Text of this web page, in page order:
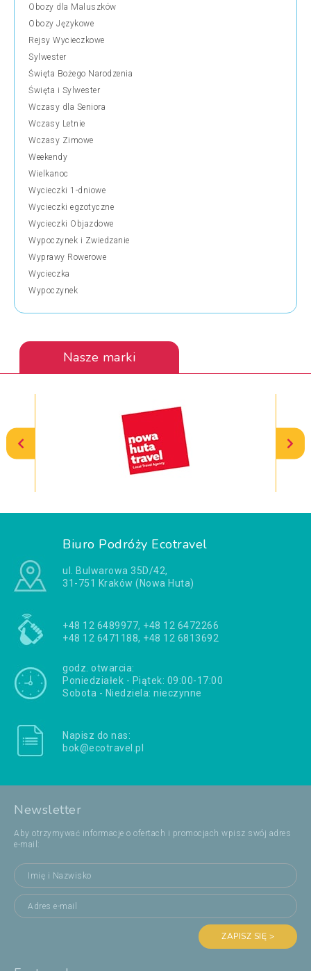
Obozy dla Maluszków
Obozy Językowe
Rejsy Wycieczkowe
Sylwester
Święta Bożego Narodzenia
Święta i Sylwester
Wczasy dla Seniora
Wczasy Letnie
Wczasy Zimowe
Weekendy
Wielkanoc
Wycieczki 1-dniowe
Wycieczki egzotyczne
Wycieczki Objazdowe
Wypoczynek i Zwiedzanie
Wyprawy Rowerowe
Wycieczka
Wypoczynek
Nasze marki
Biuro Podróży Ecotravel
ul. Bulwarowa 35D/42,
31-751 Kraków (Nowa Huta)
+48 12 6489977, +48 12 6472266
+48 12 6471188, +48 12 6813692
godz. otwarcia:
Poniedziałek - Piątek: 09:00-17:00
Sobota - Niedziela: nieczynne
Napisz do nas:
bok@ecotravel.pl
Newsletter
Aby otrzymywać informacje o ofertach i promocjach wpisz swój adres
e-mail:
ZAPISZ SIĘ >